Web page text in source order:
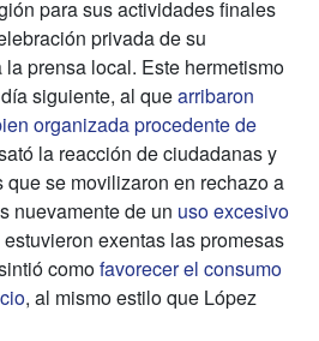
para sus actividades finales
privada de su
prensa local. Este hermetismo
siguiente, al quearribaron
organizada procedente de
la reacción de ciudadanas y
se movilizaron en rechazo a
nuevamente de un uso excesivo
estuvieron exentas las promesas
comofavorecer el consumo
, al mismo estilo que López